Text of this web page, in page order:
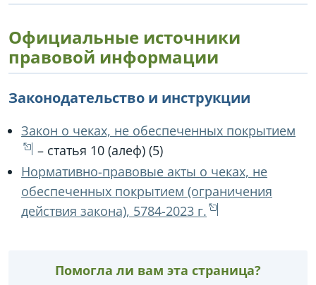
Официальные источники
правовой информации
Законодательство и инструкции
Закон о чеках, не обеспеченных покрытием
– статья 10 (алеф) (5)
Нормативно-правовые акты о чеках, не
обеспеченных покрытием (ограничения
действия закона), 5784-2023 г.
Помогла ли вам эта страница?